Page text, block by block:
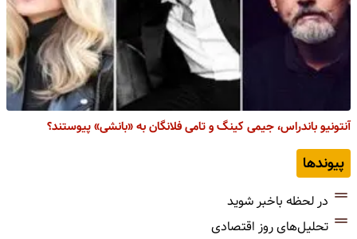
آنتونیو باندراس، جیمی کینگ و تامی فلانگان به «بانشی» پیوستند؟
پیوندها
در لحظه باخبر شوید
تحلیل‌های روز اقتصادی